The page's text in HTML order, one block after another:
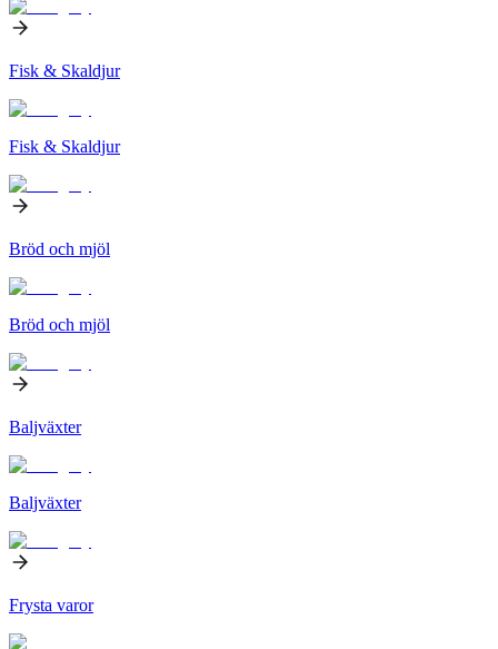
Fisk & Skaldjur
Fisk & Skaldjur
Bröd och mjöl
Bröd och mjöl
Baljväxter
Baljväxter
Frysta varor